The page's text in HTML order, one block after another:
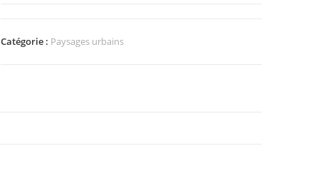
visionnaire
Catégorie : Paysages urbains